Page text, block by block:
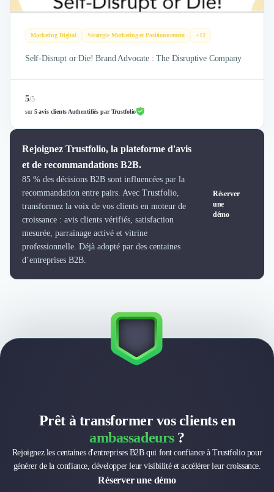
Publicité
Communication
Influence Marketing
Veille commerciale
Études Marketing
SMS Marketing
Email Marketing
Data Marketing
Logiciel Marketing
Logiciel Commercial
Assurance
Expertise Comptable
Subventions & Aides
Levée de fonds
Droit des Affaires
Externalisation Administrative
Droit Commercial
Droit du Travail
Financement de matériel ou équipement
Audit
Solutions de Paiement
Marketing Digital Strategie Marketing et Positionnement +12
Self-Disrupt or Die! Brand Advocate : The Disruptive Company
5/5
sur5 avis clients Authentifiés par Trustfolio
Rejoignez Trustfolio, la plateforme d'avis
et de recommandations B2B.
85 % des décisions B2B sont influencées par la
recommandation entre pairs. Avec Trustfolio,
transformez la voix de vos clients en moteur de
croissance : avis clients vérifiés, satisfaction
mesurée, parrainage activé et vitrine
professionnelle. Déjà adopté par des centaines
d’entreprises B2B.
Réserver
une
démo
Prêt à transformer vos clients en
ambassadeurs?
Rejoignez les centaines d'entreprises B2B qui font confiance à Trustfolio pour
générer de la confiance, développer leur visibilité et accélérer leur croissance.
Réserver une démo